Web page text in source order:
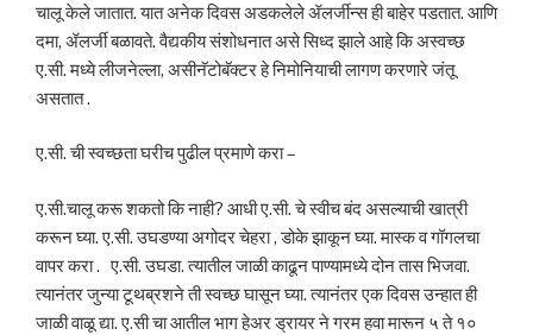
चालू केले जातात. यात अनेक दिवस अडकलेले ॲलर्जीन्स ही बाहेर पडतात. आणि
दमा, ॲलर्जी बळावते. वैद्यकीय संशोधनात असे सिध्द झाले आहे कि अस्वच्छ
ए.सी. मध्ये लीजनेल्ला, असीनॅटोबॅक्टर हे निमोनियाची लागण करणारे जंतू
असतात .
ए.सी. ची स्वच्छता घरीच पुढील प्रमाणे करा –
ए.सी.चालू करू शकतो कि नाही? आधी ए.सी. चे स्वीच बंद असल्याची खात्री
करून घ्या. ए.सी. उघडण्या अगोदर चेहरा , डोके झाकून घ्या. मास्क व गॉगलचा
वापर करा . ए.सी. उघडा. त्यातील जाळी काढून पाण्यामध्ये दोन तास भिजवा.
त्यानंतर जुन्या टूथब्रशने ती स्वच्छ घासून घ्या. त्यानंतर एक दिवस उन्हात ही
जाळी वाळू द्या. ए.सी चा आतील भाग हेअर ड्रायर ने गरम हवा मारून ५ ते १०